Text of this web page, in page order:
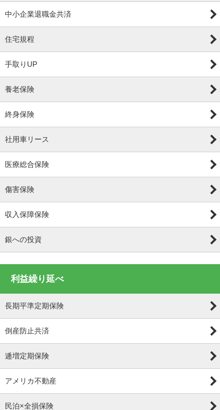
中小企業退職金共済
住宅規程
手取りUP
養老保険
終身保険
社用車リース
医療総合保険
傷害保険
収入保障保険
銀への投資
利益繰り延べ
長期平準定期保険
倒産防止共済
逓増定期保険
アメリカ不動産
民泊×全損保険